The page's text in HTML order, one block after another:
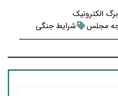
الکترونیک
مجلس
شرایط جنگی